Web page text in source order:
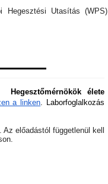
Hegesztési Utasítás (WPS)
Hegesztőmérnökök élete
a linken. Laborfoglalkozás
előadástól függetlenül kell